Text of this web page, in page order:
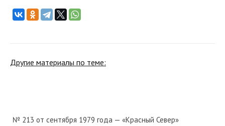
Другие материалы по теме:
№ 213 от сентября 1979 года — «Красный Север»